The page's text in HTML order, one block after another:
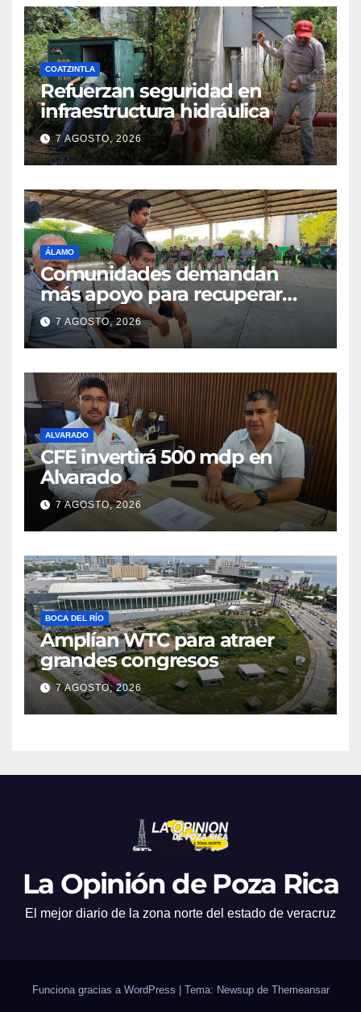
COATZINTLA
Refuerzan seguridad en
infraestructura hidráulica
7 AGOSTO, 2026
ÁLAMO
Comunidades demandan
más apoyo para recuperar
parcelas
7 AGOSTO, 2026
ALVARADO
CFE invertirá 500 mdp en
Alvarado
7 AGOSTO, 2026
BOCA DEL RÍO
Amplían WTC para atraer
grandes congresos
7 AGOSTO, 2026
La Opinión de Poza Rica
El mejor diario de la zona norte del estado de veracruz
Funciona gracias a WordPress Tema: Newsup de Themeansar